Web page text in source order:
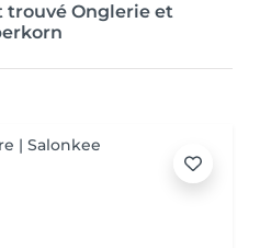
trouvé Onglerie et